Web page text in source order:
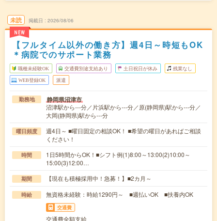
未読
NEW
掲載日 2026/08/06
【フルタイム以外の働き方】週4日～時短もOK
＊病院でのサポート業務
職種未経験OK 交通費別途支給あり 土日祝日が休み 残業なし
WEB登録OK 派遣
勤務地 静岡県沼津市
沼津駅から---分／片浜駅から---分／原(静岡県)駅から---分／
大岡(静岡県)駅から---分
曜日頻度
週4日～ ■曜日固定の相談OK！ ■希望の曜日があればご相談
ください！
時間
1日5時間からOK！■シフト例(1)8:00～13:00(2)10:00～
15:00(3)12:00…
期間 【現在も積極採用中！急募！】■2カ月～
時給 無資格未経験：時給1290円～ ■週払いOK ■扶養内OK
交通費
交通費全額支給